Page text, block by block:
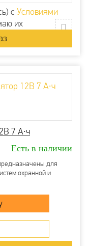
с Условиями
их
7 А∙ч
Есть в наличии
для
охранной и